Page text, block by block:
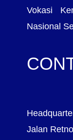
Vokasi
Nasional
Jalan